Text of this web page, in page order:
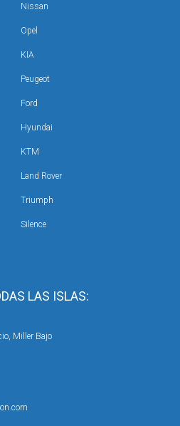
LAS ISLAS:
Miller Bajo
Nissan
Opel
KIA
Peugeot
Ford
Hyundai
KTM
Land Rover
Triumph
Silence